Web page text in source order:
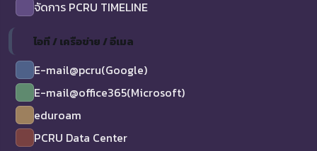
จัดการ PCRU TIMELINE
ไอที / เครือข่าย / อีเมล
E-mail@pcru(Google)
E-mail@office365(Microsoft)
eduroam
PCRU Data Center